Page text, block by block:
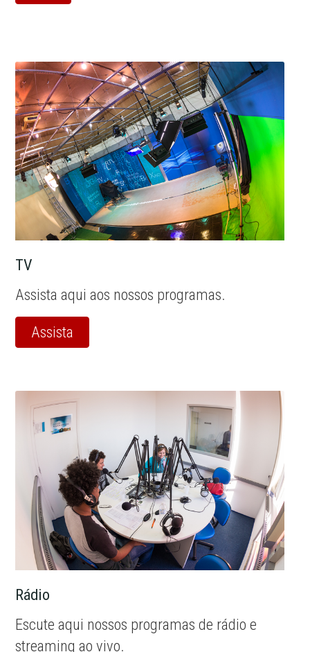
TV
Assista aqui aos nossos programas.
Assista
Rádio
Escute aqui nossos programas de rádio e
streaming ao vivo.